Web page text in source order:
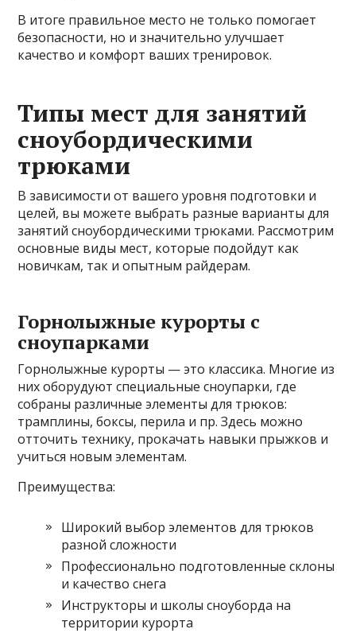
В итоге правильное место не только помогает
безопасности, но и значительно улучшает
качество и комфорт ваших тренировок.
Типы мест для занятий
сноубордическими
трюками
В зависимости от вашего уровня подготовки и
целей, вы можете выбрать разные варианты для
занятий сноубордическими трюками. Рассмотрим
основные виды мест, которые подойдут как
новичкам, так и опытным райдерам.
Горнолыжные курорты с
сноупарками
Горнолыжные курорты — это классика. Многие из
них оборудуют специальные сноупарки, где
собраны различные элементы для трюков:
трамплины, боксы, перила и пр. Здесь можно
отточить технику, прокачать навыки прыжков и
учиться новым элементам.
Преимущества:
Широкий выбор элементов для трюков
разной сложности
Профессионально подготовленные склоны
и качество снега
Инструкторы и школы сноуборда на
территории курорта